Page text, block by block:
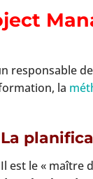
responsable
la
La
Il est le « maître